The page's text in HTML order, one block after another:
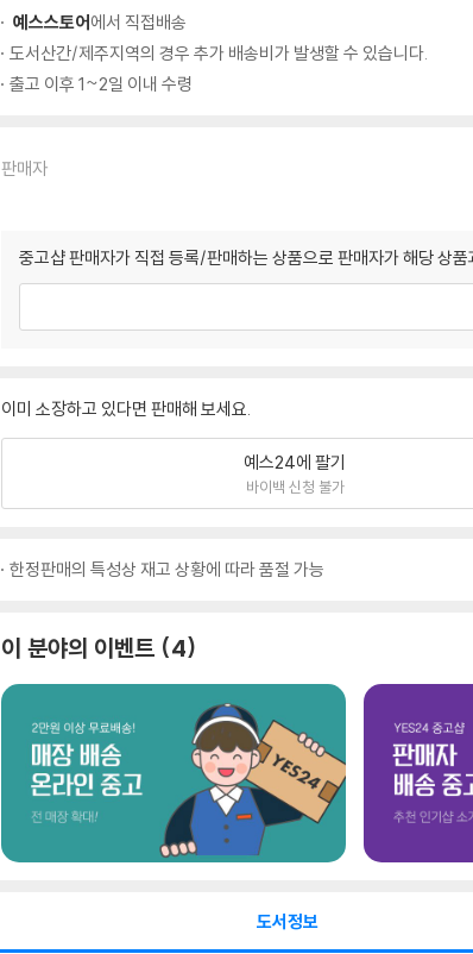
예스스토어에서 직접배송
도서산간/제주지역의 경우 추가 배송비가 발생할 수 있습니다.
출고 이후 1~2일 이내 수령
판매자
중고샵 판매자가 직접 등록/판매하는 상품으로 판매자가 해당 상
이미 소장하고 있다면 판매해 보세요.
예스24에 팔기
바이백 신청 불가
한정판매의 특성상 재고 상황에 따라 품절 가능
이 분야의 이벤트 4
도서정보